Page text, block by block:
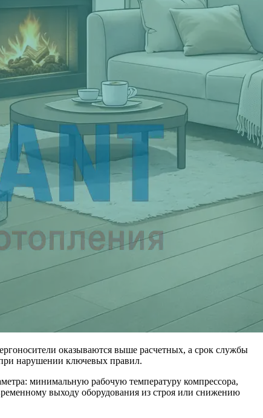
оказываются выше расчетных, а срок службы
нарушении ключевых правил.
минимальную рабочую температуру компрессора,
выходу оборудования из строя или снижению